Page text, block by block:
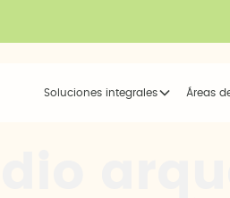
Soluciones integrales Áreas